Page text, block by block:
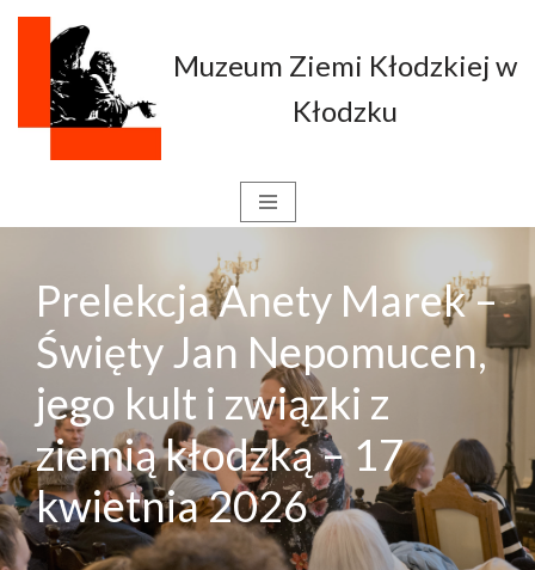
Przejdź
treści
Muzeum Ziemi Kłodzkiej w
Kłodzku
Prelekcja Anety Marek –
Święty Jan Nepomucen,
jego kult i związki z
ziemią kłodzką – 17
kwietnia 2026